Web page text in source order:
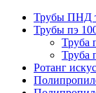
Трубы ПНД
Трубы пэ
Труба
Труба
Ротанг